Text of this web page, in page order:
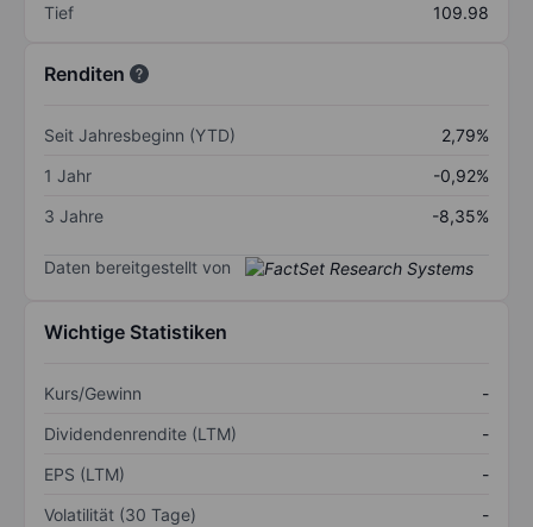
Tief
109.98
Renditen
Seit Jahresbeginn (YTD)
2,79%
1 Jahr
-0,92%
3 Jahre
-8,35%
Daten bereitgestellt von
Wichtige Statistiken
Kurs/Gewinn
-
Dividendenrendite (LTM)
-
EPS (LTM)
-
Volatilität (30 Tage)
-